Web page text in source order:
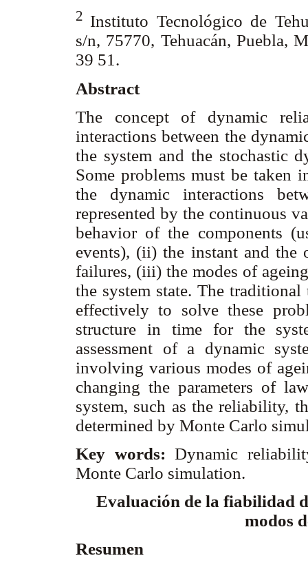
2 Instituto Tecnológico de
s/n, 75770, Tehuacán, Puebla,
39 51.
Abstract
The concept of dynamic
interactions between the
the system and the stochastic
Some problems must be
the dynamic interactions
represented by the continuous
behavior of the components
events), (ii) the instant and the
failures, (iii) the modes of
the system state. The
effectively to solve these
structure in time for the
assessment of a dynamic
involving various modes of
changing the parameters of
system, such as the reliability,
determined by Monte Carlo
Key words:Dynamic
Monte Carlo simulation.
Evaluación de la fiabilidad
modos
Resumen